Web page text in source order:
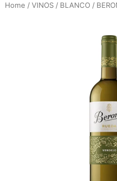
Home / VINOS / BLANCO /